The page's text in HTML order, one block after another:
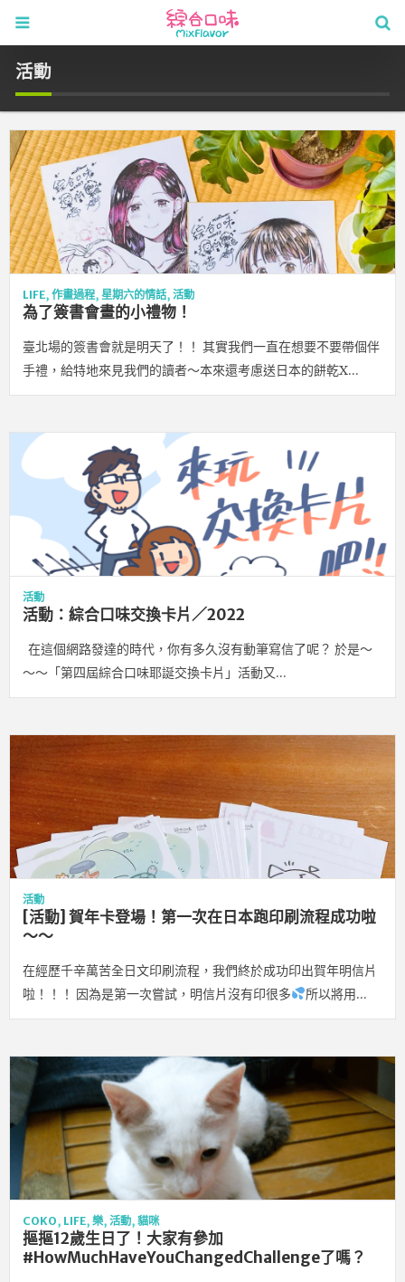
活動
LIFE, 作畫過程, 星期六的情話, 活動
為了簽書會畫的小禮物！
臺北場的簽書會就是明天了！！ 其實我們一直在想要不要帶個伴
手禮，給特地來見我們的讀者～本來還考慮送日本的餅乾X…
活動
活動：綜合口味交換卡片／2022
在這個網路發達的時代，你有多久沒有動筆寫信了呢？ 於是～
～～「第四屆綜合口味耶誕交換卡片」活動又…
活動
[活動] 賀年卡登場！第一次在日本跑印刷流程成功啦
～～
在經歷千辛萬苦全日文印刷流程，我們終於成功印出賀年明信片
啦！！！ 因為是第一次嘗試，明信片沒有印很多
所以將用…
COKO , LIFE, 樂, 活動, 貓咪
摳摳12歲生日了！大家有參加
#HowMuchHaveYouChangedChallenge了嗎？